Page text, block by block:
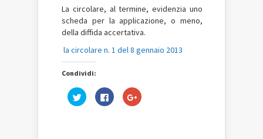
La circolare, al termine, evidenzia uno
scheda per la applicazione, o meno,
della diffida accertativa.
la circolare n. 1 del 8 gennaio 2013
Condividi:
Fai
clic
Fai
clic
Fai
clic